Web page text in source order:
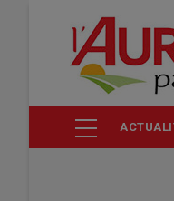
contenu